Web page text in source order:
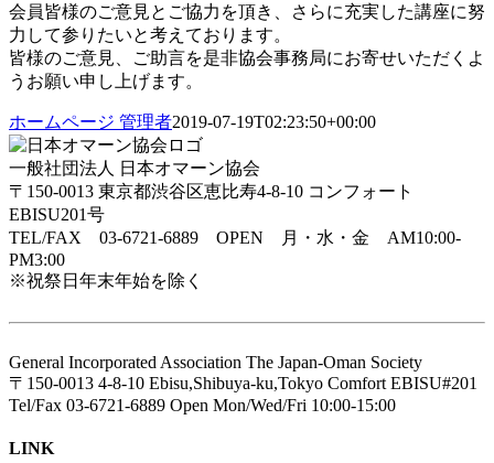
会員皆様のご意見とご協力を頂き、さらに充実した講座に努
力して参りたいと考えております。
皆様のご意見、ご助言を是非協会事務局にお寄せいただくよ
うお願い申し上げます。
ホームページ 管理者2019-07-19T02:23:50+00:00
一般社団法人 日本オマーン協会
〒150-0013 東京都渋谷区恵比寿4-8-10 コンフォート
EBISU201号
TEL/FAX 03-6721-6889 OPEN 月・水・金 AM10:00-
PM3:00
※祝祭日年末年始を除く
General Incorporated Association The Japan-Oman Society
〒150-0013 4-8-10 Ebisu,Shibuya-ku,Tokyo Comfort EBISU#201
Tel/Fax 03-6721-6889 Open Mon/Wed/Fri 10:00-15:00
LINK